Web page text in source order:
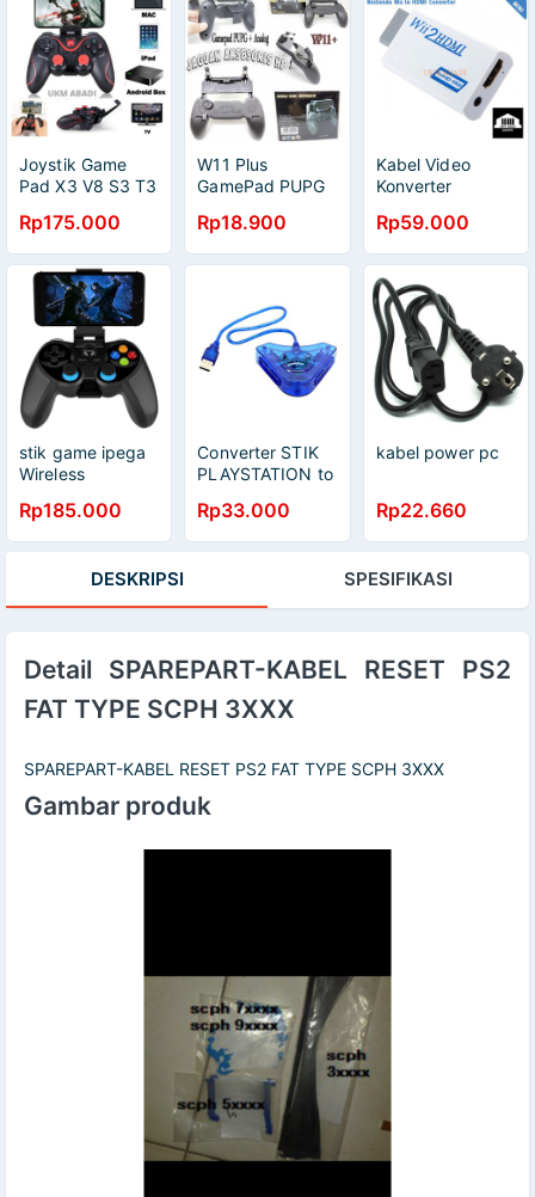
Joystik Game
Pad X3 V8 S3 T3
Controller HP TV
114121
Rp175.000
W11 Plus
GamePad PUPG
Joystick Trigger
L1R1 Button
Standing Game
Rp18.900
Kabel Video
Konverter
HDMI 3.5mm
Port 8147
Rp59.000
stik game ipega
Wireless
Gamepad
Joystick For
Smartphone
Rp185.000
Converter STIK
PLAYSTATION to
Rp33.000
kabel power pc
Rp22.660
DESKRIPSI SPESIFIKASI
Detail SPAREPART-KABEL RESET PS2
FAT TYPE SCPH 3XXX
SPAREPART-KABEL RESET PS2 FAT TYPE SCPH 3XXX
Gambar produk